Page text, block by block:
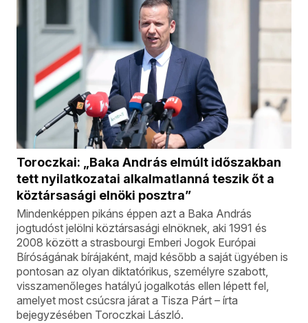
Toroczkai: „Baka András elmúlt időszakban
tett nyilatkozatai alkalmatlanná teszik őt a
köztársasági elnöki posztra”
Mindenképpen pikáns éppen azt a Baka András
jogtudóst jelölni köztársasági elnöknek, aki 1991 és
2008 között a strasbourgi Emberi Jogok Európai
Bíróságának bírájaként, majd később a saját ügyében is
pontosan az olyan diktatórikus, személyre szabott,
visszamenőleges hatályú jogalkotás ellen lépett fel,
amelyet most csúcsra járat a Tisza Párt – írta
bejegyzésében Toroczkai László.